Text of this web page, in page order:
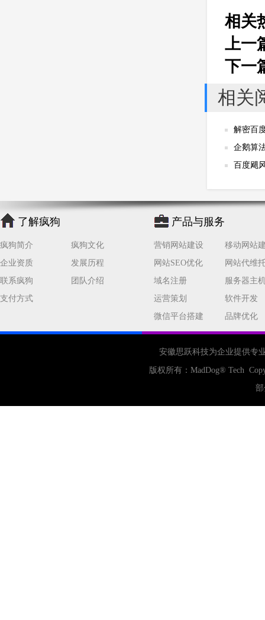
相关
上一
下一
相关
解密百
企鹅算
百度飓
了解疯狗
疯狗简介
疯狗文化
企业资质
发展历程
联系疯狗
团队介绍
支付方式
产品与服务
营销网站建设
移动网站
网站SEO优化
网站代维
域名注册
服务器主
运营策划
软件开发
微信平台搭建
品牌优化
安徽思跃科技为企业提供专
版权所有： MadDog® Tech